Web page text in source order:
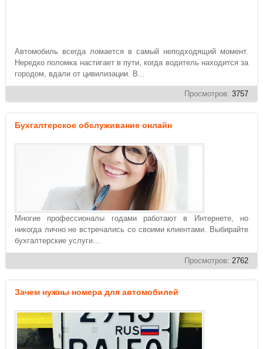
Автомобиль всегда ломается в самый неподходящий момент.
Нередко поломка настигает в пути, когда водитель находится за
городом, вдали от цивилизации. В...
Просмотров: 3757
Бухгалтерское обслуживание онлайн
Многие профессионалы годами работают в Интернете, но
никогда лично не встречались со своими клиентами. Выбирайте
бухгалтерские услуги...
Просмотров: 2762
Зачем нужны номера для автомобилей